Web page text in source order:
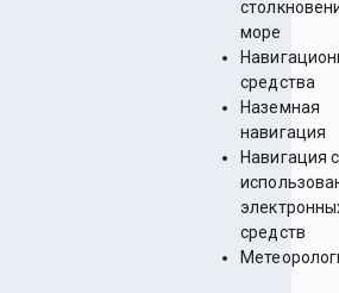
море
средства
Наземная
навигация
Навигация с
средств